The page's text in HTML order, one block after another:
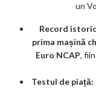
un
Record
prima mașină
Euro NCAP,
Testul de piață: